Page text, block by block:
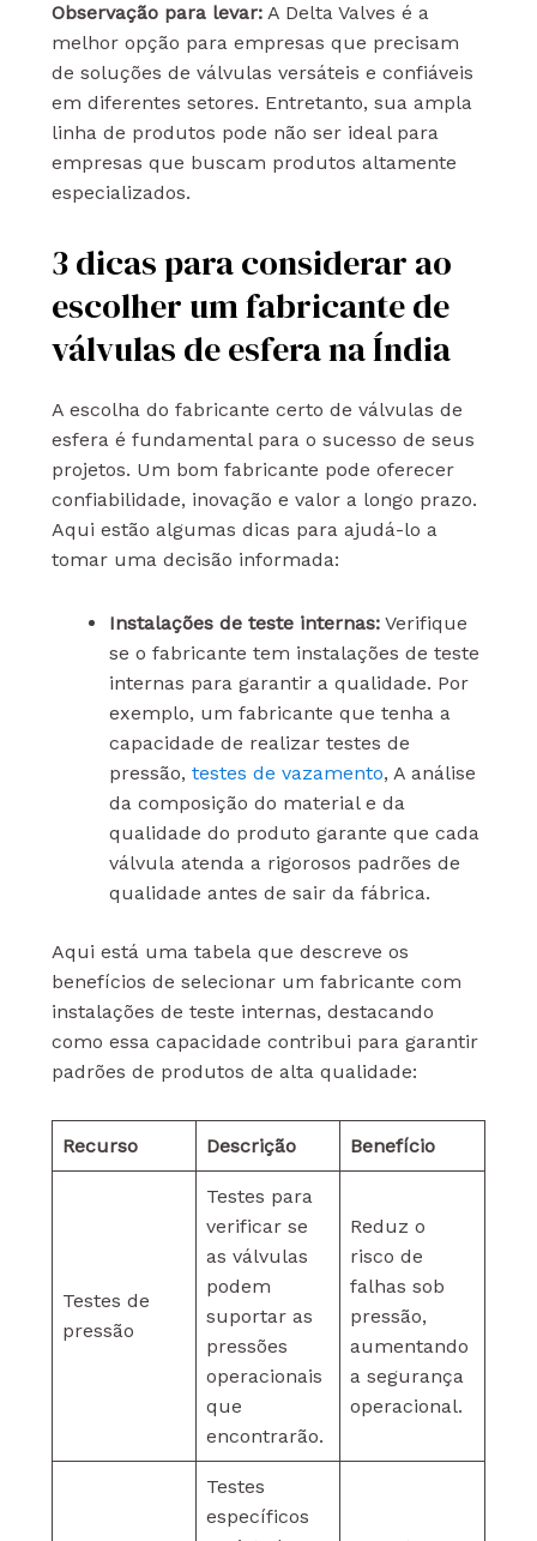
Observação para levar:A Delta Valves é a
melhor opção para empresas que precisam
de soluções de válvulas versáteis e confiáveis
em diferentes setores. Entretanto, sua ampla
linha de produtos pode não ser ideal para
empresas que buscam produtos altamente
especializados.
3 dicas para considerar ao
escolher um fabricante de
válvulas de esfera na Índia
A escolha do fabricante certo de válvulas de
esfera é fundamental para o sucesso de seus
projetos. Um bom fabricante pode oferecer
confiabilidade, inovação e valor a longo prazo.
Aqui estão algumas dicas para ajudá-lo a
tomar uma decisão informada:
Instalações de teste internas:Verifique
se o fabricante tem instalações de teste
internas para garantir a qualidade. Por
exemplo, um fabricante que tenha a
capacidade de realizar testes de
pressão, testes de vazamento, A análise
da composição do material e da
qualidade do produto garante que cada
válvula atenda a rigorosos padrões de
qualidade antes de sair da fábrica.
Aqui está uma tabela que descreve os
benefícios de selecionar um fabricante com
instalações de teste internas, destacando
como essa capacidade contribui para garantir
padrões de produtos de alta qualidade:
Recurso Descrição Benefício
Testes de
pressão
Testes para
verificar se
as válvulas
podem
suportar as
pressões
operacionais
que
encontrarão.
Reduz o
risco de
falhas sob
pressão,
aumentando
a segurança
operacional.
Testes
específicos